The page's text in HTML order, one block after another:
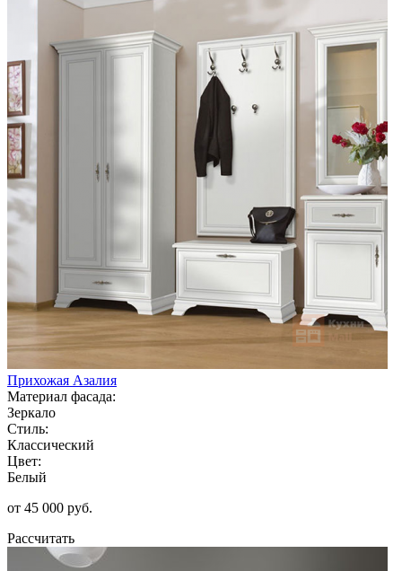
Прихожая Азалия
Материал фасада:
Зеркало
Стиль:
Классический
Цвет:
Белый
от 45 000 руб.
Рассчитать